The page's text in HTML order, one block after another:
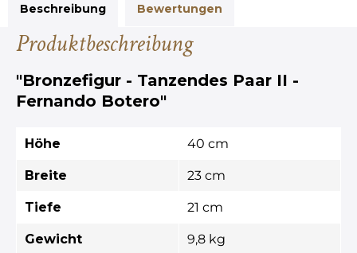
Beschreibung Bewertungen
Produktbeschreibung
"Bronzefigur - Tanzendes Paar II -
Fernando Botero"
Höhe 40 cm
Breite 23 cm
Tiefe 21 cm
Gewicht 9,8 kg